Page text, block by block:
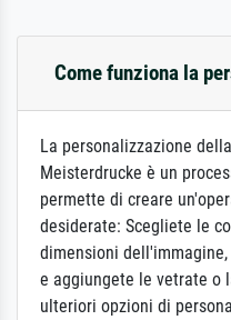
Come funziona la
La personalizzazione
Meisterdrucke è un
permette di creare
desiderate: Scegliete le
dimensioni
e aggiungete le vetrate o
ulteriori opzioni di